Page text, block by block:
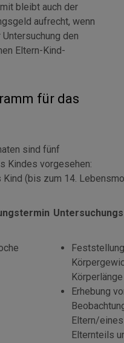
bleibt auch der
aufrecht, wenn
den
Eltern-Kind-
für das
sind fünf
Kindes vorgesehen:
Kind (bis zum 14.
Körperlänge
Erhebung
Eltern/eines
Elternteils